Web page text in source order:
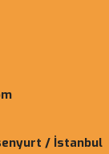
/ İstanbul